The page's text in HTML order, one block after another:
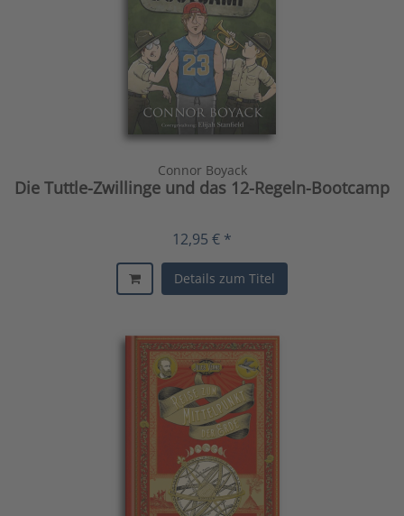
Connor Boyack
Die Tuttle-Zwillinge und das 12-Regeln-Bootcamp
12,95 € *
Details zum Titel